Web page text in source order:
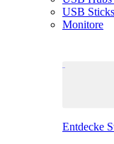
USB Sticks
Monitore
Entdecke